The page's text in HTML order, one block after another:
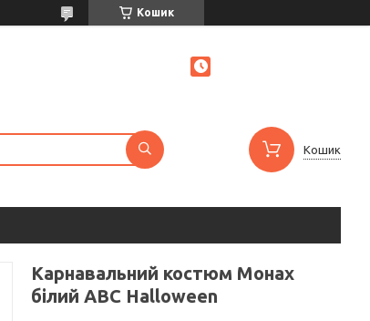
Кошик
Кошик
Карнавальний костюм Монах
білий ABC Halloween